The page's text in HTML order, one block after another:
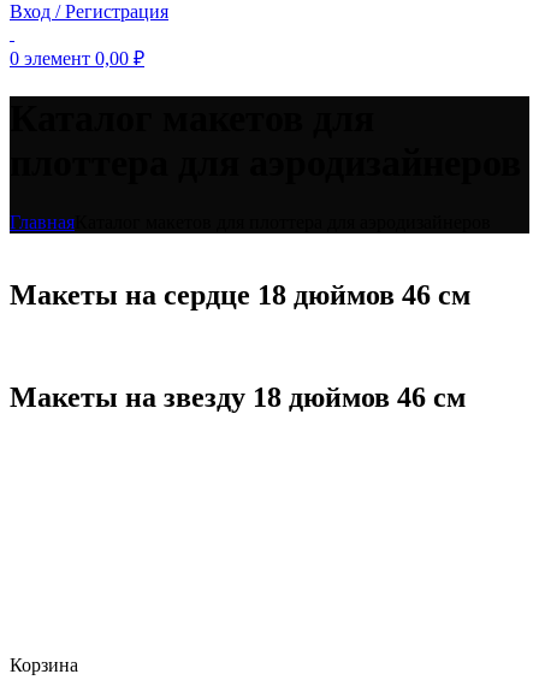
Вход / Регистрация
0 элемент 0,00 ₽
Главная
Макеты на сердце 18 дюймов 46 см
Макеты на звезду 18 дюймов 46 см
Корзина